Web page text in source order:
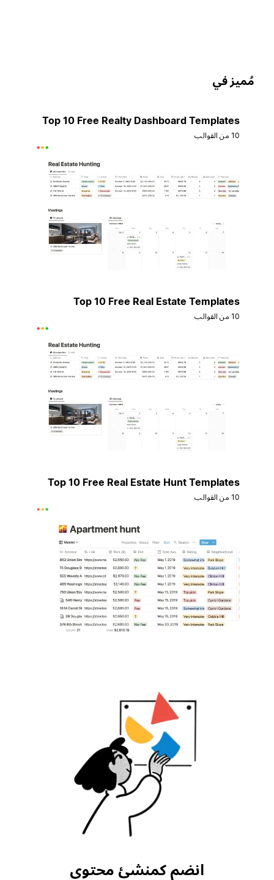
في
Top 10 Free Realty Dashboard Templates
Top 10 Free Real Estate Templates
Top 10 Free Real Estate Hunt Templates
انضم كمنشئ محتوى